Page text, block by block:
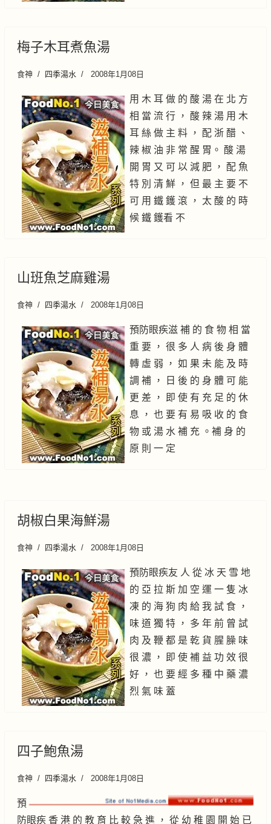
梅子木耳煮魚湯
食神 四季湯水 2008年1月08日
用 木 耳 做 的 酸 湯 在 北 方
相 當 流 行 ， 酸 辣 湯 用 木
耳 絲 做 主 料 ， 配 浙 醋 、
辣 椒 油 非 常 醒 胃。 酸 湯
開 胃 又 可 以 減 肥 ， 配 魚
特 別 清 鮮 ， 但 最 主 要 不
可 用 鐵 鑊 滾 ， 太 酸 的 時
候 鐵 鑊看 不
山班魚芝麻雞湯
食神 四季湯水 2008年1月08日
預防眼疾滋 補 的 食 物 相 當
重 要 ， 很 多 人 病 後 身 體
轉 虛 弱 ， 如 果 未 能 及 時
調 補 ， 日 後 的 身 體 可 能
更 差 ， 即 使 有 充 足 的 休
息 ， 也 要 有 易 吸 收 的 食
物 或 湯 水 補 充 。補 身 的
原 則 一 定
胡椒白果海鮮湯
食神 四季湯水 2008年1月08日
預防眼疾友 人 從 冰 天 雪 地
的 亞 拉 斯 加 空 運 一 隻 冰
凍 的 海 狗 肉 給 我 試 食 ，
味 道 獨 特 ， 多 年 前 曾 試
肉 及 鞭 都 是 乾 貨 腥 臊 味
很 濃 ， 即 使 補 益 功 效 很
好 ， 也 要 經 多 種 中 藥 濃
烈 氣 味 蓋
四子鮑魚湯
食神 四季湯水 2008年1月08日
預
防眼疾 香 港 的 教 育 比 較 急 進 ， 從 幼 稚 園 開 始 已